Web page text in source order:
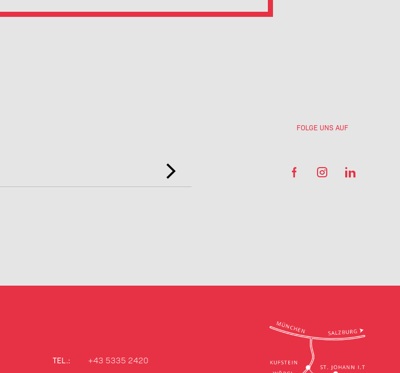
FOLGE UNS AUF
TEL.: +43 5335 2420